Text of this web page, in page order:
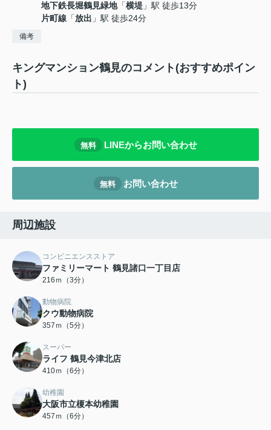
地下鉄長堀鶴見緑地「横堤 」駅 徒歩13分
片町線 「放出 」駅 徒歩24分
備考
キングマンション鶴見のコメント(おすすめポイン
ト)
無料 LINEからお問い合わせ
無料 お問い合わせ
周辺施設
コンビニエンスストア
ファミリーマート 鶴見諸口一丁目店
216ｍ（3分）
動物病院
クウ動物病院
357ｍ（5分）
スーパー
ライフ 鶴見今津北店
410ｍ（6分）
幼稚園
大阪市立榎本幼稚園
457ｍ（6分）